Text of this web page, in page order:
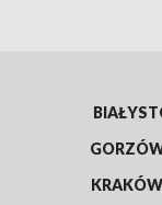
KRAKÓW